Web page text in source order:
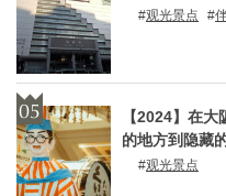
观光景点
【2024】在
的地方到隐藏
观光景点